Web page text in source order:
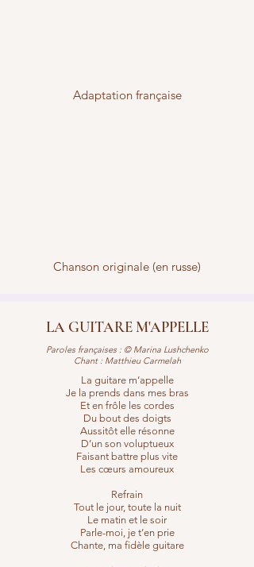
Adaptation française
Chanson originale (en russe)
LA GUITARE M'APPELLE
Paroles françaises : © Marina Lushchenko
Chant : Matthieu Carmelah
La guitare m’appelle
Je la prends dans mes bras
Et en frôle les cordes
Du bout des doigts
Aussitôt elle résonne
D’un son voluptueux
Faisant battre plus vite
Les cœurs amoureux
Refrain
Tout le jour, toute la nuit
Le matin et le soir
Parle-moi, je t’en prie
Chante, ma fidèle guitare